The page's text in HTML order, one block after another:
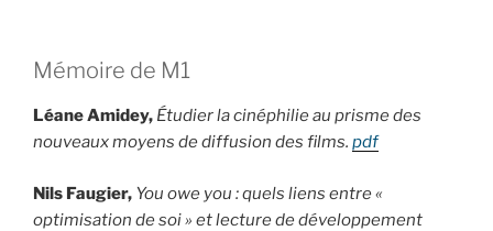
Mémoire de M1
Léane Amidey, Étudier la cinéphilie au prisme des
nouveaux moyens de diffusion des films. pdf
Nils Faugier, You owe you : quels liens entre «
optimisation de soi » et lecture de développement